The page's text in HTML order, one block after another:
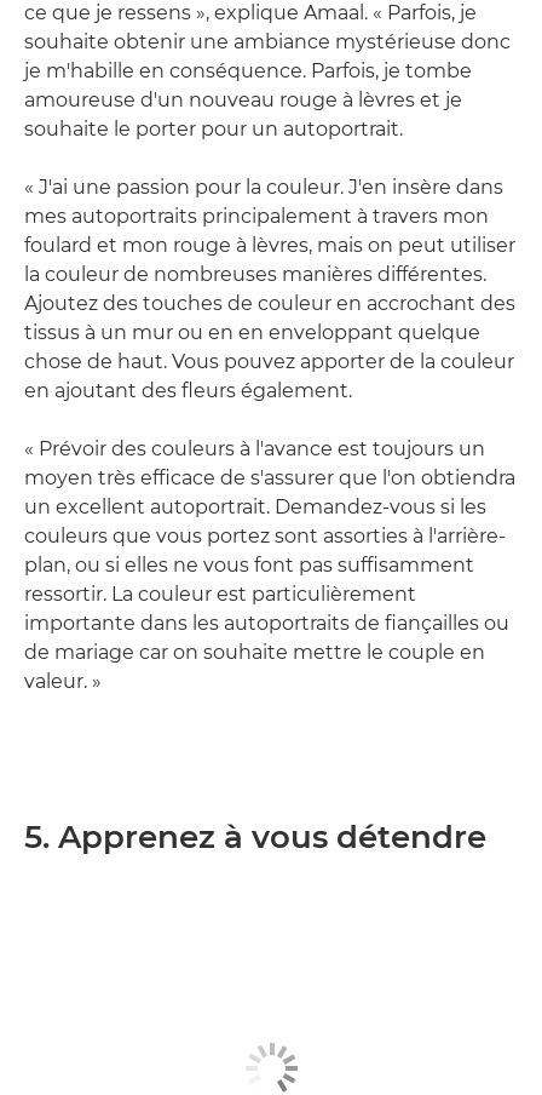
ce que je ressens », explique Amaal. « Parfois, je
souhaite obtenir une ambiance mystérieuse donc
je m'habille en conséquence. Parfois, je tombe
amoureuse d'un nouveau rouge à lèvres et je
souhaite le porter pour un autoportrait.
« J'ai une passion pour la couleur. J'en insère dans
mes autoportraits principalement à travers mon
foulard et mon rouge à lèvres, mais on peut utiliser
la couleur de nombreuses manières différentes.
Ajoutez des touches de couleur en accrochant des
tissus à un mur ou en en enveloppant quelque
chose de haut. Vous pouvez apporter de la couleur
en ajoutant des fleurs également.
« Prévoir des couleurs à l'avance est toujours un
moyen très efficace de s'assurer que l'on obtiendra
un excellent autoportrait. Demandez-vous si les
couleurs que vous portez sont assorties à l'arrière-
plan, ou si elles ne vous font pas suffisamment
ressortir. La couleur est particulièrement
importante dans les autoportraits de fiançailles ou
de mariage car on souhaite mettre le couple en
valeur. »
5. Apprenez à vous détendre